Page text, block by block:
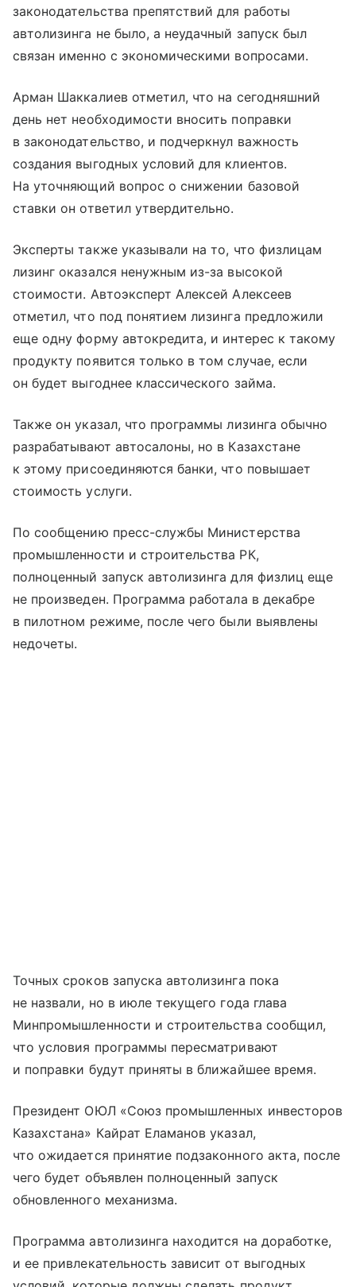
законодательства препятствий для работы
автолизинга не было, а неудачный запуск был
связан именно с экономическими вопросами.
Арман Шаккалиев отметил, что на сегодняшний
день нет необходимости вносить поправки
в законодательство, и подчеркнул важность
создания выгодных условий для клиентов.
На уточняющий вопрос о снижении базовой
ставки он ответил утвердительно.
Эксперты также указывали на то, что физлицам
лизинг оказался ненужным из-за высокой
стоимости. Автоэксперт Алексей Алексеев
отметил, что под понятием лизинга предложили
еще одну форму автокредита, и интерес к такому
продукту появится только в том случае, если
он будет выгоднее классического займа.
Также он указал, что программы лизинга обычно
разрабатывают автосалоны, но в Казахстане
к этому присоединяются банки, что повышает
стоимость услуги.
По сообщению пресс-службы Министерства
промышленности и строительства РК,
полноценный запуск автолизинга для физлиц еще
не произведен. Программа работала в декабре
в пилотном режиме, после чего были выявлены
недочеты.
Точных сроков запуска автолизинга пока
не назвали, но в июле текущего года глава
Минпромышленности и строительства сообщил,
что условия программы пересматривают
и поправки будут приняты в ближайшее время.
Президент ОЮЛ «Союз промышленных инвесторов
Казахстана» Кайрат Еламанов указал,
что ожидается принятие подзаконного акта, после
чего будет объявлен полноценный запуск
обновленного механизма.
Программа автолизинга находится на доработке,
и ее привлекательность зависит от выгодных